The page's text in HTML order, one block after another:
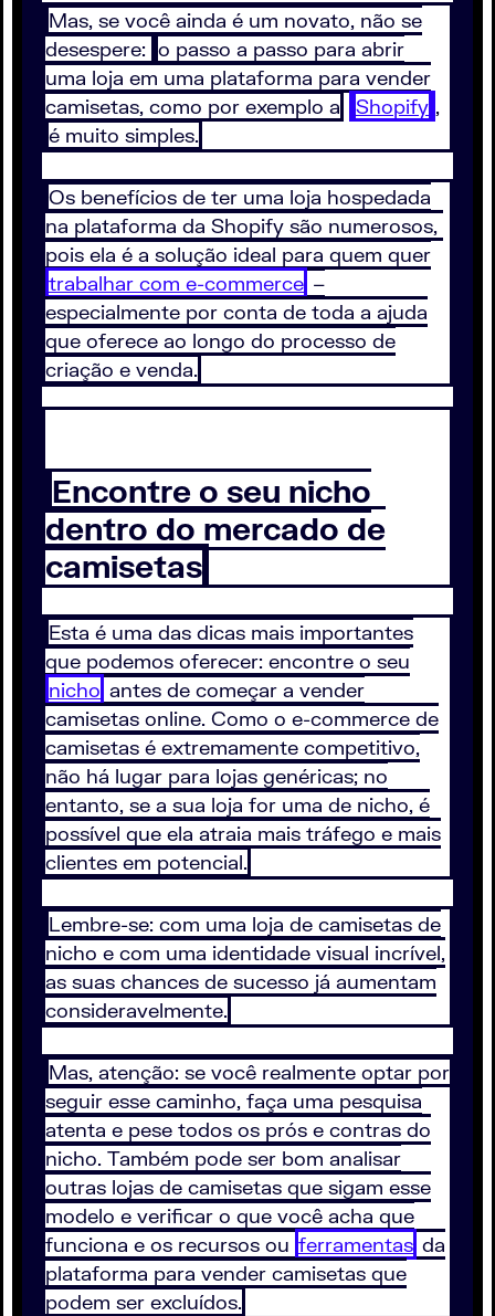
Mas, se você ainda é um novato, não se
desespere: o passo a passo para abrir
uma loja em uma plataforma para vender
camisetas, como por exemplo a
Shopify ,
é muito simples.
Os benefícios de ter uma loja hospedada
na plataforma da Shopify são numerosos,
pois ela é a solução ideal para quem quer
trabalhar com e-commerce –
especialmente por conta de toda a ajuda
que oferece ao longo do processo de
criação e venda.
Encontre o seu nicho
dentro do mercado de
camisetas
Esta é uma das dicas mais importantes
que podemos oferecer: encontre o seu
nicho antes de começar a vender
camisetas online. Como o e-commerce de
camisetas é extremamente competitivo,
não há lugar para lojas genéricas; no
entanto, se a sua loja for uma de nicho, é
possível que ela atraia mais tráfego e mais
clientes em potencial.
Lembre-se: com uma loja de camisetas de
nicho e com uma identidade visual incrível,
as suas chances de sucesso já aumentam
consideravelmente.
Mas, atenção: se você realmente optar por
seguir esse caminho, faça uma pesquisa
atenta e pese todos os prós e contras do
nicho. Também pode ser bom analisar
outras lojas de camisetas que sigam esse
modelo e verificar o que você acha que
funciona e os recursos ou ferramentas da
plataforma para vender camisetas que
podem ser excluídos.